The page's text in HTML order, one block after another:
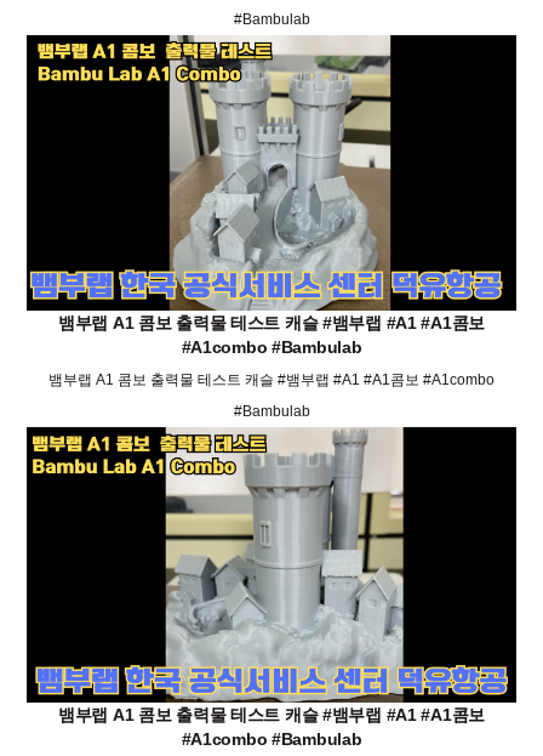
#Bambulab
뱀부랩 A1 콤보 출력물 테스트 캐슬 #뱀부랩 #A1 #A1콤보
#A1combo #Bambulab
뱀부랩 A1 콤보 출력물 테스트 캐슬 #뱀부랩 #A1 #A1콤보 #A1combo
#Bambulab
뱀부랩 A1 콤보 출력물 테스트 캐슬 #뱀부랩 #A1 #A1콤보
#A1combo #Bambulab